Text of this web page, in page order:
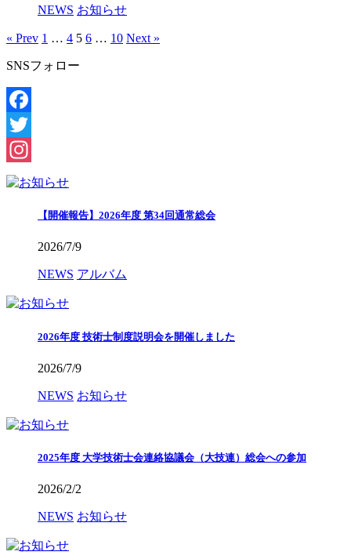
NEWS お知らせ
« Prev 1 … 4 5 6 … 10 Next »
SNSフォロー
Facebook
Twitter
Instagram
【開催報告】2026年度 第34回通常総会
2026/7/9
NEWS アルバム
2026年度 技術士制度説明会を開催しました
2026/7/9
NEWS お知らせ
2025年度 大学技術士会連絡協議会（大技連）総会への参加
2026/2/2
NEWS お知らせ